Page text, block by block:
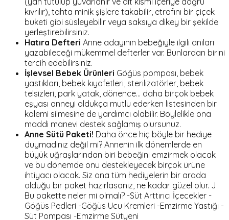
kıvrılır), tahta minik şişlere takabilir, etrafını bir çiçek
buketi gibi süsleyebilir veya saksıya dikey bir şekilde
yerleştirebilirsiniz.
Hatıra Defteri Anne adayının bebeğiyle ilgili anıları
yazabileceği mükemmel defterler var. Bunlardan birini
tercih edebilirsiniz.
İşlevsel Bebek Ürünleri Göğüs pompası, bebek
yastıkları, bebek kıyafetleri, sterilizatörler, bebek
telsizleri, park yatak, dönence… daha birçok bebek
eşyası anneyi oldukça mutlu ederken listesinden bir
kalemi silmesine de yardımcı olabilir. Böylelikle ona
maddi manevi destek sağlamış olursunuz.
Anne Sütü Paketi! Daha önce hiç böyle bir hediye
duymadınız değil mi? Annenin ilk dönemlerde en
büyük uğraşlarından biri bebeğini emzirmek olacak
ve bu dönemde onu destekleyecek birçok ürüne
ihtiyacı olacak. Siz ona tüm hediyelerin bir arada
olduğu bir paket hazırlasanız, ne kadar güzel olur. J
Bu pakette neler mi olmalı? -Süt Arttırıcı İçecekler -
Göğüs Pedleri -Göğüs Ucu Kremleri -Emzirme Yastığı -
Süt Pompası -Emzirme Sütyeni